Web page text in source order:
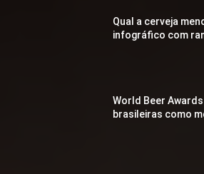
Qual a cerveja
infográfico com
World Beer
brasileiras como